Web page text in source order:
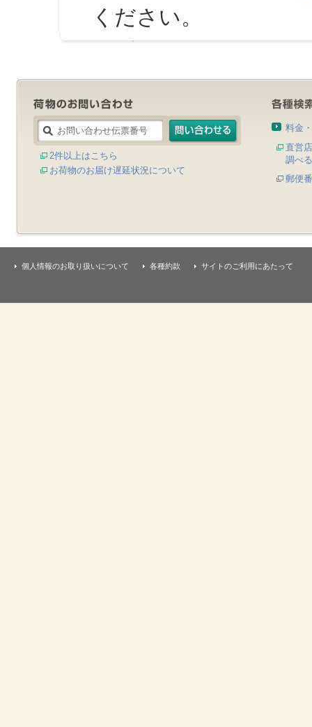
ください。
2件以上はこちら
お荷物のお届け遅延状況について
料金
直営
調べる
郵便
個人情報のお取り扱いについて 各種約款 サイトのご利用にあたって